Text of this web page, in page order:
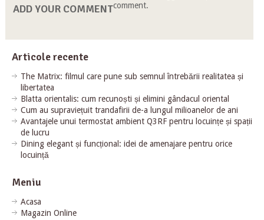
ADD YOUR COMMENTcomment.
Articole recente
The Matrix: filmul care pune sub semnul întrebării realitatea și
libertatea
Blatta orientalis: cum recunoști și elimini gândacul oriental
Cum au supraviețuit trandafirii de-a lungul milioanelor de ani
Avantajele unui termostat ambient Q3RF pentru locuințe și spații
de lucru
Dining elegant și funcțional: idei de amenajare pentru orice
locuință
Meniu
Acasa
Magazin Online